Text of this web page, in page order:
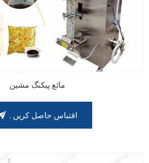
مائع پیکنگ مشین
اقتباس حاصل کریں۔